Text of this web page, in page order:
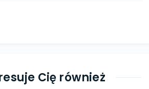
Cię również